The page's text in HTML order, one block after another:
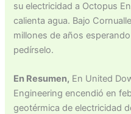
su electricidad a Octopus
calienta agua. Bajo
millones de años
pedírselo.
En Resumen, En United
Engineering encendió en
geotérmica de electricidad